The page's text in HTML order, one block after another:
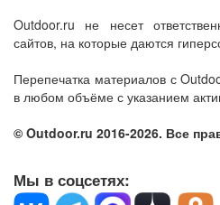
Outdoor.ru не несет
сайтов, на которые даются
Перепечатка материалов с
в любом объёме с указанием
© Outdoor.ru 2016-2026. Все
Мы в соцсетях: